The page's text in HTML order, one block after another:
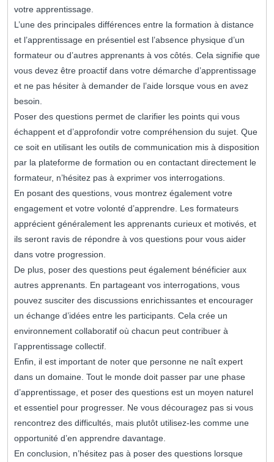
votre apprentissage.
L’une des principales différences entre la formation à distance
et l’apprentissage en présentiel est l’absence physique d’un
formateur ou d’autres apprenants à vos côtés. Cela signifie que
vous devez être proactif dans votre démarche d’apprentissage
et ne pas hésiter à demander de l’aide lorsque vous en avez
besoin.
Poser des questions permet de clarifier les points qui vous
échappent et d’approfondir votre compréhension du sujet. Que
ce soit en utilisant les outils de communication mis à disposition
par la plateforme de formation ou en contactant directement le
formateur, n’hésitez pas à exprimer vos interrogations.
En posant des questions, vous montrez également votre
engagement et votre volonté d’apprendre. Les formateurs
apprécient généralement les apprenants curieux et motivés, et
ils seront ravis de répondre à vos questions pour vous aider
dans votre progression.
De plus, poser des questions peut également bénéficier aux
autres apprenants. En partageant vos interrogations, vous
pouvez susciter des discussions enrichissantes et encourager
un échange d’idées entre les participants. Cela crée un
environnement collaboratif où chacun peut contribuer à
l’apprentissage collectif.
Enfin, il est important de noter que personne ne naît expert
dans un domaine. Tout le monde doit passer par une phase
d’apprentissage, et poser des questions est un moyen naturel
et essentiel pour progresser. Ne vous découragez pas si vous
rencontrez des difficultés, mais plutôt utilisez-les comme une
opportunité d’en apprendre davantage.
En conclusion, n’hésitez pas à poser des questions lorsque